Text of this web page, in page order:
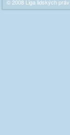
© 2008 Liga lidských práv